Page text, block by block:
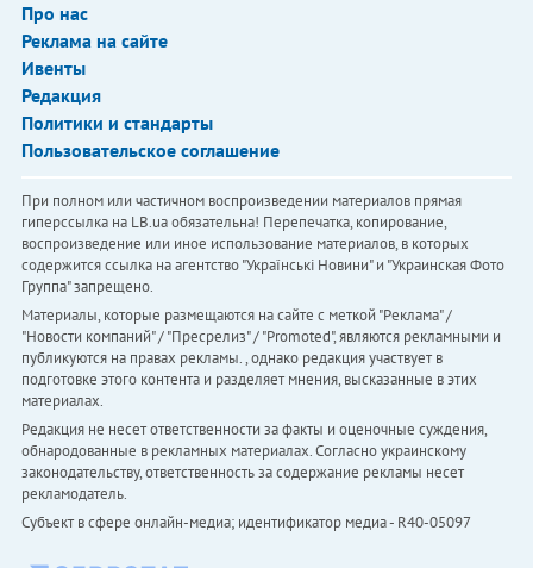
Про нас
Реклама на сайте
Ивенты
Редакция
Политики и стандарты
Пользовательское соглашение
При полном или частичном воспроизведении материалов прямая
гиперссылка на LB.ua обязательна! Перепечатка, копирование,
воспроизведение или иное использование материалов, в которых
содержится ссылка на агентство "Українськi Новини" и "Украинская Фото
Группа" запрещено.
Материалы, которые размещаются на сайте с меткой "Реклама" /
"Новости компаний" / "Пресрелиз" / "Promoted", являются рекламными и
публикуются на правах рекламы. , однако редакция участвует в
подготовке этого контента и разделяет мнения, высказанные в этих
материалах.
Редакция не несет ответственности за факты и оценочные суждения,
обнародованные в рекламных материалах. Согласно украинскому
законодательству, ответственность за содержание рекламы несет
рекламодатель.
Субъект в сфере онлайн-медиа; идентификатор медиа - R40-05097